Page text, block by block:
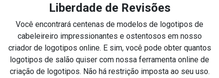
Liberdade de Revisões
Você encontrará centenas de modelos de logotipos de
cabeleireiro impressionantes e ostentosos em nosso
criador de logotipos online. E sim, você pode obter quantos
logotipos de salão quiser com nossa ferramenta online de
criação de logotipos. Não há restrição imposta ao seu uso.